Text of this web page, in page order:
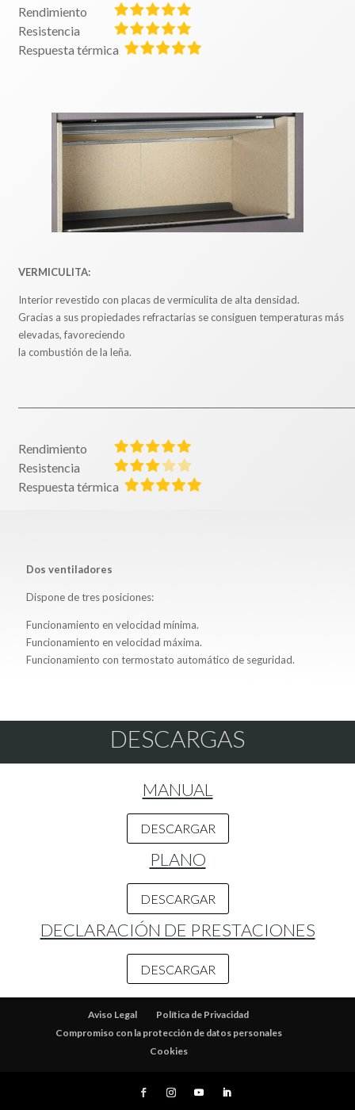
Rendimiento
Resistencia
Respuesta térmica
VERMICULITA:
Interior revestido con placas de vermiculita de alta densidad.
Gracias a sus propiedades refractarias se consiguen temperaturas más
elevadas, favoreciendo
la combustión de la leña.
Rendimiento
Resistencia
Respuesta térmica
Dos ventiladores
Dispone de tres posiciones:
Funcionamiento en velocidad mínima.
Funcionamiento en velocidad máxima.
Funcionamiento con termostato automático de seguridad.
DESCARGAS
MANUAL
DESCARGAR
PLANO
DESCARGAR
DECLARACIÓN DE PRESTACIONES
DESCARGAR
Aviso Legal
Política de Privacidad
Compromiso con la protección de datos personales
Cookies